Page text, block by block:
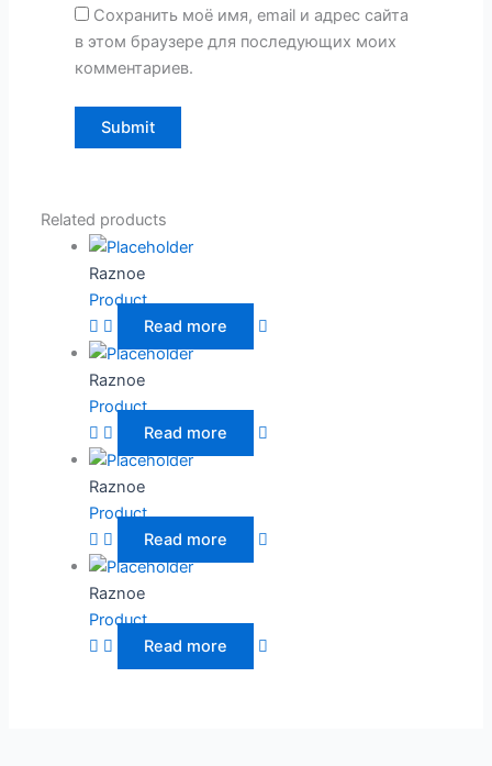
Сохранить моё имя, email и адрес сайта
в этом браузере для последующих моих
комментариев.
Related products
Raznoe
Product
Read more
Raznoe
Product
Read more
Raznoe
Product
Read more
Raznoe
Product
Read more